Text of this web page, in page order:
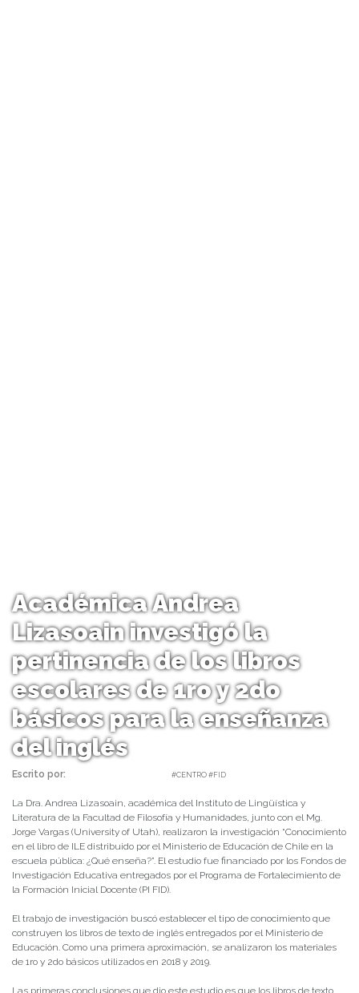
Académica Andrea
Lizasoain investigó la
pertinencia de los libros
escolares de 1ro y 2do
básicos para la enseñanza
del inglés
Escrito por: #CENTRO #FID
La Dra. Andrea Lizasoain, académica del Instituto de Lingüística y
Literatura de la Facultad de Filosofía y Humanidades, junto con el Mg.
Jorge Vargas (University of Utah), realizaron la investigación “Conocimiento
en el libro de ILE distribuido por el Ministerio de Educación de Chile en la
escuela pública: ¿Qué enseña?”. El estudio fue financiado por los Fondos de
Investigación Educativa entregados por el Programa de Fortalecimiento de
la Formación Inicial Docente (PI FID).
El trabajo de investigación buscó establecer el tipo de conocimiento que
construyen los libros de texto de inglés entregados por el Ministerio de
Educación. Como una primera aproximación, se analizaron los materiales
de 1ro y 2do básicos utilizados en 2018 y 2019.
Las primeras conclusiones que dio este estudio es que los libros de texto